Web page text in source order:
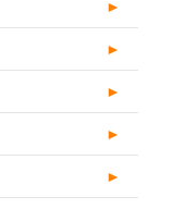
►
►
►
►
►